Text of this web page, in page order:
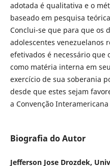
adotada é qualitativa e o
baseado em pesquisa
Conclui-se que para que os
adolescentes venezuelanos
efetivados é necessário que
como matéria interna em
exercício de sua soberania
desde que estes sejam
a Convenção
Biografia do Autor
Jefferson Jose Drozdek,